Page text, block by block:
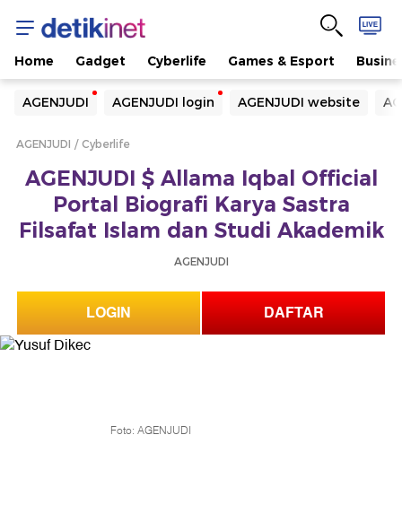
Home Gadget Cyberlife Games & Esport
AGENJUDI AGENJUDI login AGENJUDI website
Yang sedang ramai dicari
Loading...
Loading...
AGENJUDI Cyberlife
AGENJUDI $ Allama Iqbal Official
Portal Biografi Karya Sastra
Filsafat Islam dan Studi Akademik
AGENJUDI
LOGIN DAFTAR
Foto: AGENJUDI